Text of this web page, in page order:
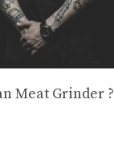
Meat Grinder ?